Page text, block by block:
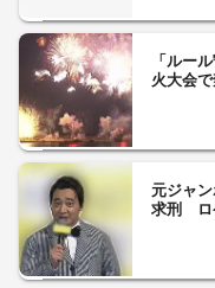
「ルー
火大会
元ジャ
求刑 ロ